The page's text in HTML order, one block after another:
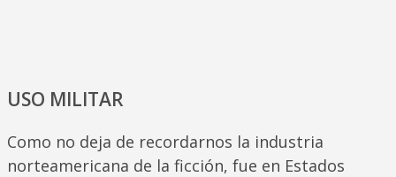
USO MILITAR
Como no deja de recordarnos la industria
norteamericana de la ficción, fue en Estados